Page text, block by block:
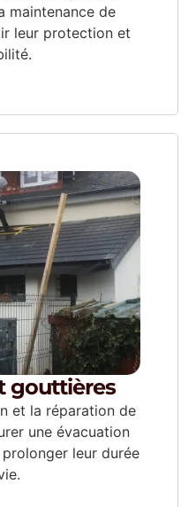
maintenance de
leur protection et
gouttières
et la réparation de
une évacuation
leur durée